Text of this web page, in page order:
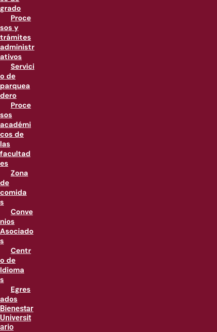
grado
Proce
sos y
trámites
administr
ativos
Servici
o de
parquea
dero
Proce
sos
académi
cos de
las
facultad
es
Zona
de
comida
s
Conve
nios
Asociado
s
Centr
o de
Idioma
s
Egres
ados
Bienestar
Universit
ario